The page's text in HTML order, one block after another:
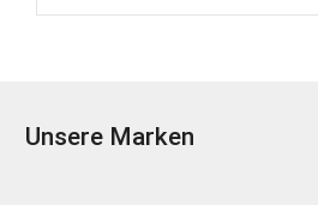
Unsere Marken